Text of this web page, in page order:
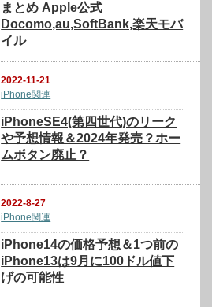
まとめ Apple公式
Docomo,au,SoftBank,楽天モバ
イル
2022-11-21
iPhone関連
iPhoneSE4(第四世代)のリーク
や予想情報＆2024年発売？ホー
ムボタン廃止？
2022-8-27
iPhone関連
iPhone14の価格予想＆1つ前の
iPhone13は9月に100ドル値下
げの可能性